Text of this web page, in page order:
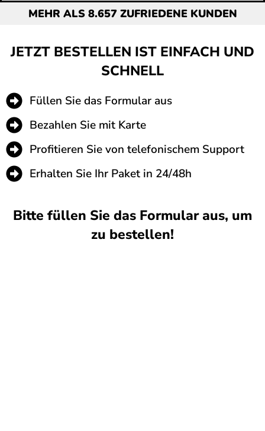
MEHR ALS 8.657 ZUFRIEDENE KUNDEN
JETZT BESTELLEN IST EINFACH UND
SCHNELL
Füllen Sie das Formular aus
Bezahlen Sie mit Karte
Profitieren Sie von telefonischem Support
Erhalten Sie Ihr Paket in 24/48h
Bitte füllen Sie das Formular aus, um
zu bestellen!